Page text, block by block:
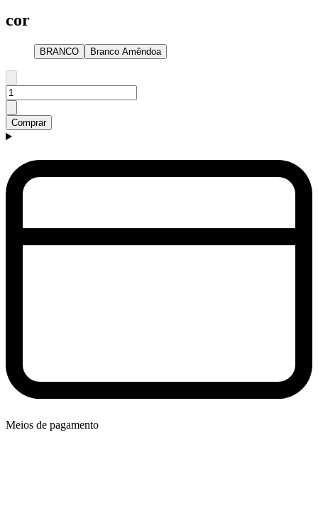
cor
BRANCO Branco Amêndoa
Comprar
Meios de pagamento